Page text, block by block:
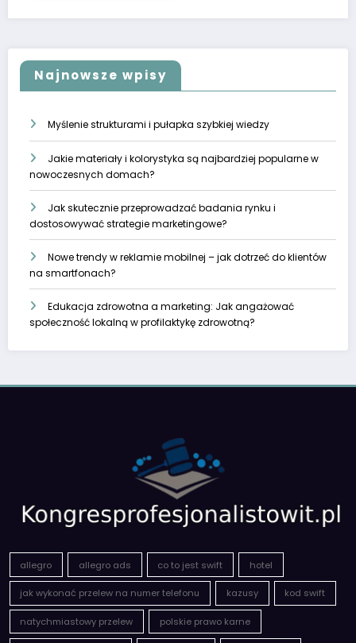
Najnowsze wpisy
Myślenie strukturami i pułapka szybkiej wiedzy
Jakie materiały i kolorystyka są najbardziej popularne w
nowoczesnych domach?
Jak skutecznie przeprowadzać badania rynku i
dostosowywać strategie marketingowe?
Nowe trendy w reklamie mobilnej – jak dotrzeć do klientów
na smartfonach?
Edukacja zdrowotna a marketing: Jak angażować
społeczność lokalną w profilaktykę zdrowotną?
allegro allegro ads co to jest swift hotel
jak wykonać przelew na numer telefonu kazusy kod swift
natychmiastowy przelew polskie prawo karne